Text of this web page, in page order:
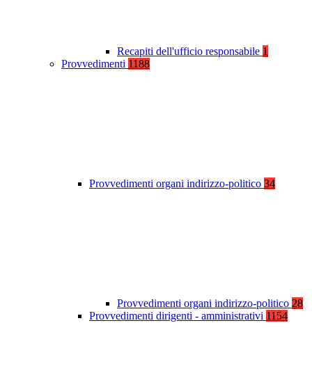
Recapiti dell'ufficio responsabile 1
Provvedimenti 1188
Provvedimenti organi indirizzo-politico 34
Provvedimenti organi indirizzo-politico 28
Provvedimenti dirigenti - amministrativi 1154